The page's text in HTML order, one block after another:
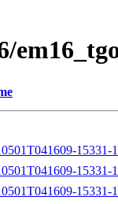
15331-
15331-